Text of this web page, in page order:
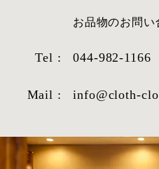
STYLE SAMPLE
お品物のお問い
Tel : 044-982-1166
Mail : info@cloth-